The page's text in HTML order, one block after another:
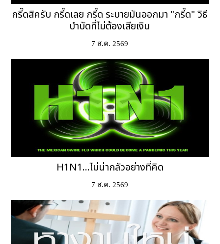
กรี๊ดสิครับ กรี๊ดเลย กรี๊ด ระบายมันออกมา "กรี๊ด" วิธี
บำบัดที่ไม่ต้องเสียเงิน
7 ส.ค. 2569
H1N1...ไม่น่ากลัวอย่างที่คิด
7 ส.ค. 2569